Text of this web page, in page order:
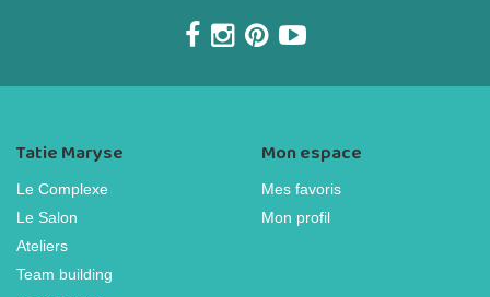
Tatie Maryse
Le Complexe
Le Salon
Ateliers
Team building
Mon espace
Mes favoris
Mon profil